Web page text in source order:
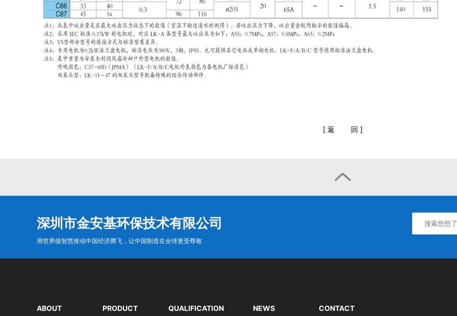
[ 返 回 ]

深圳市金安基环保技术有限公司
用世界级智慧推动中国经济腾飞，让中国制造在全球更受尊敬
ABOUT PRODUCT QUALIFICATION NEWS CONTACT